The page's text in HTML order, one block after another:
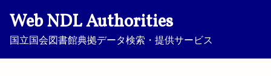
Web NDL Authorities
国立国会図書館典拠データ検索・提供サービス